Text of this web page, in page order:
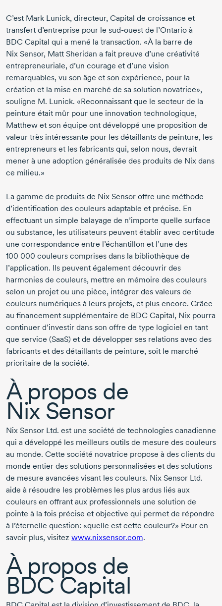
C’est Mark Lunick, directeur, Capital de croissance et
transfert d’entreprise pour le sud-ouest de l’Ontario à
BDC Capital qui a mené la transaction. «À la barre de
Nix Sensor, Matt Sheridan a fait preuve d’une créativité
entrepreneuriale, d’un courage et d’une vision
remarquables, vu son âge et son expérience, pour la
création et la mise en marché de sa solution novatrice»,
souligne M. Lunick. «Reconnaissant que le secteur de la
peinture était mûr pour une innovation technologique,
Matthew et son équipe ont développé une proposition de
valeur très intéressante pour les détaillants de peinture, les
entrepreneurs et les fabricants qui, selon nous, devrait
mener à une adoption généralisée des produits de Nix dans
ce milieu.»
La gamme de produits de Nix Sensor offre une méthode
d’identification des couleurs adaptable et précise. En
effectuant un simple balayage de n’importe quelle surface
ou substance, les utilisateurs peuvent établir avec certitude
une correspondance entre l’échantillon et l’une des
100 000 couleurs comprises dans la bibliothèque de
l’application. Ils peuvent également découvrir des
harmonies de couleurs, mettre en mémoire des couleurs
selon un projet ou une pièce, intégrer des valeurs de
couleurs numériques à leurs projets, et plus encore. Grâce
au financement supplémentaire de BDC Capital, Nix pourra
continuer d’investir dans son offre de type logiciel en tant
que service (SaaS) et de développer ses relations avec des
fabricants et des détaillants de peinture, soit le marché
prioritaire de la société.
À propos de
Nix Sensor
Nix Sensor Ltd. est une société de technologies canadienne
qui a développé les meilleurs outils de mesure des couleurs
au monde. Cette société novatrice propose à des clients du
monde entier des solutions personnalisées et des solutions
de mesure avancées visant les couleurs. Nix Sensor Ltd.
aide à résoudre les problèmes les plus ardus liés aux
couleurs en offrant aux professionnels une solution de
pointe à la fois précise et objective qui permet de répondre
à l’éternelle question: «quelle est cette couleur?» Pour en
savoir plus, visitez www.nixsensor.com.
À propos de
BDC Capital